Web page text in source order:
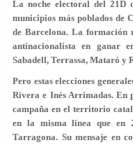
La noche electoral del 21D
municipios más poblados de
de Barcelona. La
antinacionalista en ganar
Sabadell, Terrassa, Mataró y
Pero estas elecciones
Rivera e Inés Arrimadas. En
campaña en el territorio
en la misma línea que en
Tarragona. Su mensaje en